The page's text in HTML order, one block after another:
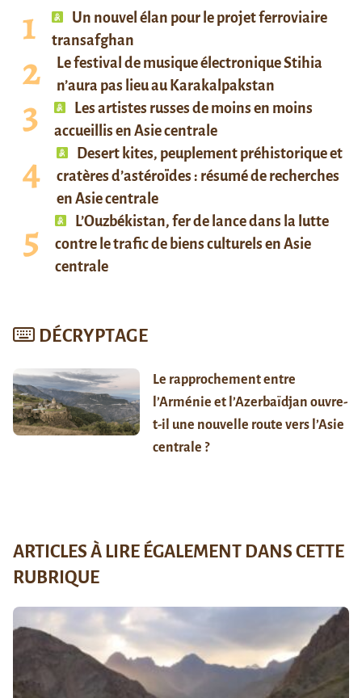
Un nouvel élan pour le projet ferroviaire
transafghan
Le festival de musique électronique Stihia
n’aura pas lieu au Karakalpakstan
Les artistes russes de moins en moins
accueillis en Asie centrale
Desert kites, peuplement préhistorique et
cratères d’astéroïdes : résumé de recherches
en Asie centrale
L’Ouzbékistan, fer de lance dans la lutte
contre le trafic de biens culturels en Asie
centrale
DÉCRYPTAGE
Le rapprochement entre
l’Arménie et l’Azerbaïdjan ouvre-
t-il une nouvelle route vers l’Asie
centrale ?
ARTICLES À LIRE ÉGALEMENT DANS CETTE
RUBRIQUE